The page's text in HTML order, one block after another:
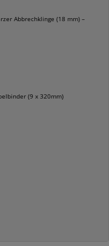
Abbrechklinge (18 mm) –
(9 x 320mm)